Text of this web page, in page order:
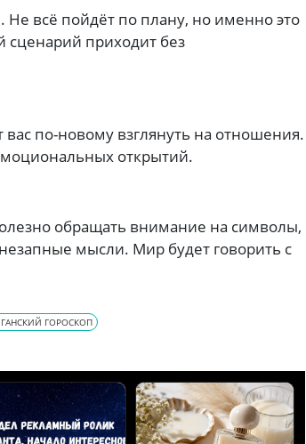
всё пойдёт по плану, но именно это
приходит без
вас по-новому взглянуть на отношения.
открытий.
обращать внимание на символы,
мысли. Мир будет говорить с
ГОРОСКОП